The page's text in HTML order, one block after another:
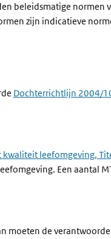
beleidsmatige normen
zijn indicatieve
Dochterrichtlijn 2004/
kwaliteit leefomgeving,
Een aantal
moeten de